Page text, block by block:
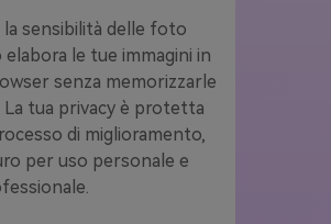
la sensibilità delle foto
elabora le tue immagini in
senza memorizzarle
tua privacy è protetta
di miglioramento,
per uso personale e